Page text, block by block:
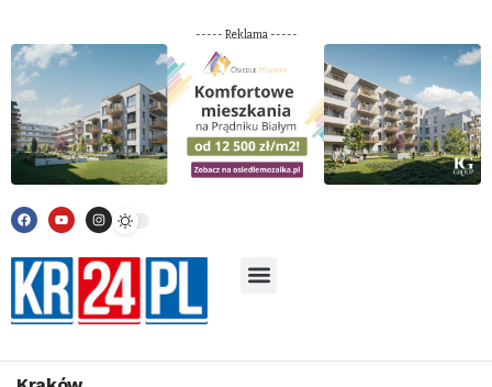
----- Reklama -----